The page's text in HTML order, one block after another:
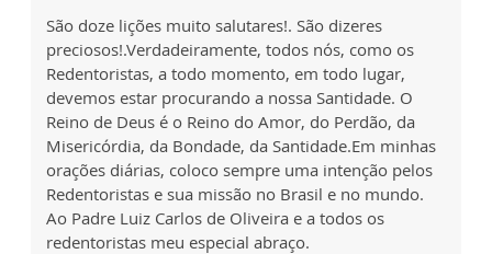
São doze lições muito salutares!. São dizeres
preciosos!.Verdadeiramente, todos nós, como os
Redentoristas, a todo momento, em todo lugar,
devemos estar procurando a nossa Santidade. O
Reino de Deus é o Reino do Amor, do Perdão, da
Misericórdia, da Bondade, da Santidade.Em minhas
orações diárias, coloco sempre uma intenção pelos
Redentoristas e sua missão no Brasil e no mundo.
Ao Padre Luiz Carlos de Oliveira e a todos os
redentoristas meu especial abraço.